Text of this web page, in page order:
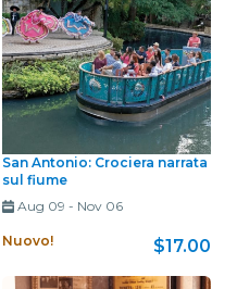
San Antonio: Crociera narrata
sul fiume
Aug 09 - Nov 06
Nuovo! $17.00